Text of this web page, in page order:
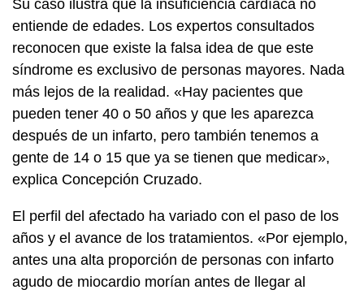
Su caso ilustra que la insuficiencia cardíaca no
entiende de edades. Los expertos consultados
reconocen que existe la falsa idea de que este
síndrome es exclusivo de personas mayores. Nada
más lejos de la realidad. «Hay pacientes que
pueden tener 40 o 50 años y que les aparezca
después de un infarto, pero también tenemos a
gente de 14 o 15 que ya se tienen que medicar»,
explica Concepción Cruzado.
El perfil del afectado ha variado con el paso de los
años y el avance de los tratamientos. «Por ejemplo,
antes una alta proporción de personas con infarto
agudo de miocardio morían antes de llegar al